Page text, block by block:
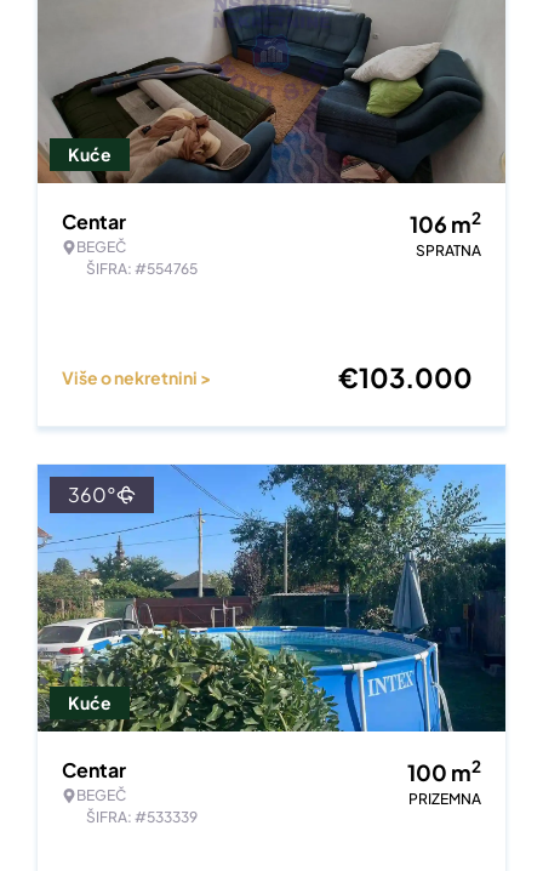
Kuće
Centar
BEGEČ
ŠIFRA: #554765
106 m2
SPRATNA
Više o nekretnini > €103.000
Kuće
360°
Centar
BEGEČ
ŠIFRA: #533339
100 m2
PRIZEMNA